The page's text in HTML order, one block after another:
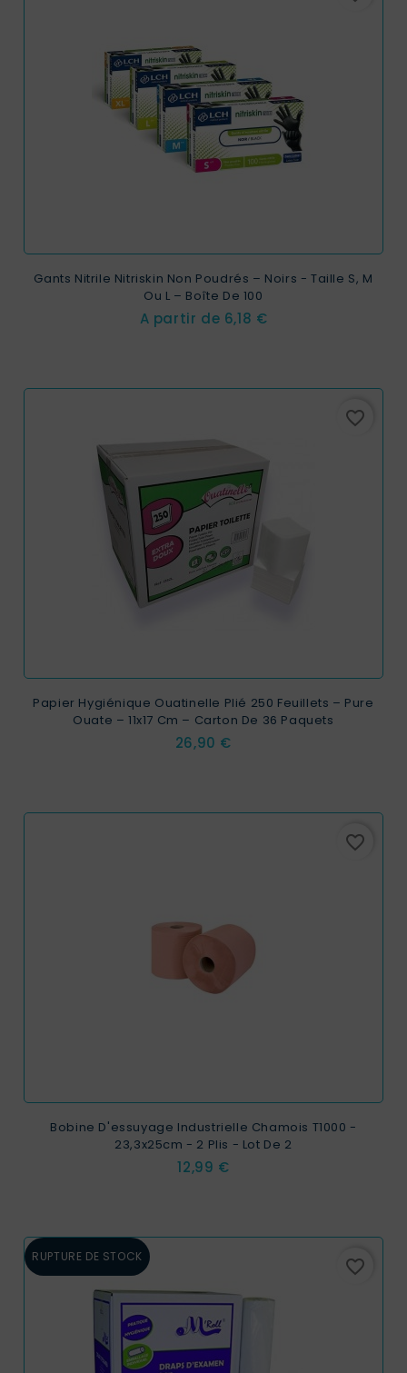
Gants Nitrile Nitriskin Non Poudrés – Noirs - Taille S, M
Ou L – Boîte De 100
A partir de Prix
6,18 €
favorite_border
Papier Hygiénique Ouatinelle Plié 250 Feuillets – Pure
Ouate – 11x17 Cm – Carton De 36 Paquets
Prix
26,90 €
favorite_border
Bobine D'essuyage Industrielle Chamois T1000 -
23,3x25cm - 2 Plis - Lot De 2
Prix
12,99 €
RUPTURE DE STOCK favorite_border